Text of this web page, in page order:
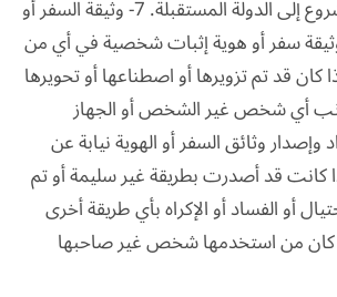
اللازمة للدخول المشروع إلى الدولة المستقبلة. 7- وثيقة السفر أو
وثيقة سفر أو هوية إثبات شخصية في أي من
التالية: 1-إذا كان قد تم تزويرها أو اصطناعها أو تحويرها
أي شخص غير الشخص أو الجهاز
وإصدار وثائق السفر أو الهوية نيابة عن
المعنية. 2-إذا كانت قد أصدرت بطريقة غير سليمة أو تم
أو الفساد أو الإكراه بأي طريقة أخرى
3-إذا كان من استخدمها شخص غير صاحبها